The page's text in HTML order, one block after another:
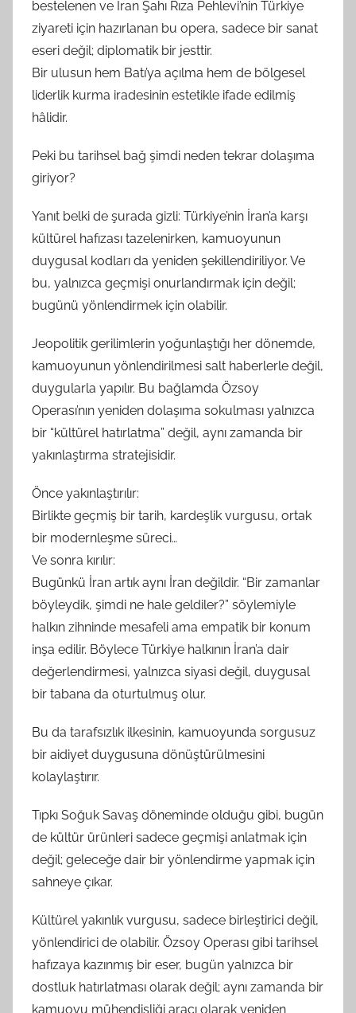
bestelenen ve İran Şahı Rıza Pehlevi’nin Türkiye
ziyareti için hazırlanan bu opera, sadece bir sanat
eseri değil; diplomatik bir jesttir.
Bir ulusun hem Batı’ya açılma hem de bölgesel
liderlik kurma iradesinin estetikle ifade edilmiş
hâlidir.
Peki bu tarihsel bağ şimdi neden tekrar dolaşıma
giriyor?
Yanıt belki de şurada gizli: Türkiye’nin İran’a karşı
kültürel hafızası tazelenirken, kamuoyunun
duygusal kodları da yeniden şekillendiriliyor. Ve
bu, yalnızca geçmişi onurlandırmak için değil;
bugünü yönlendirmek için olabilir.
Jeopolitik gerilimlerin yoğunlaştığı her dönemde,
kamuoyunun yönlendirilmesi salt haberlerle değil,
duygularla yapılır. Bu bağlamda Özsoy
Operası’nın yeniden dolaşıma sokulması yalnızca
bir “kültürel hatırlatma” değil, aynı zamanda bir
yakınlaştırma stratejisidir.
Önce yakınlaştırılır:
Birlikte geçmiş bir tarih, kardeşlik vurgusu, ortak
bir modernleşme süreci…
Ve sonra kırılır:
Bugünkü İran artık aynı İran değildir. “Bir zamanlar
böyleydik, şimdi ne hale geldiler?” söylemiyle
halkın zihninde mesafeli ama empatik bir konum
inşa edilir. Böylece Türkiye halkının İran’a dair
değerlendirmesi, yalnızca siyasi değil, duygusal
bir tabana da oturtulmuş olur.
Bu da tarafsızlık ilkesinin, kamuoyunda sorgusuz
bir aidiyet duygusuna dönüştürülmesini
kolaylaştırır.
Tıpkı Soğuk Savaş döneminde olduğu gibi, bugün
de kültür ürünleri sadece geçmişi anlatmak için
değil; geleceğe dair bir yönlendirme yapmak için
sahneye çıkar.
Kültürel yakınlık vurgusu, sadece birleştirici değil,
yönlendirici de olabilir. Özsoy Operası gibi tarihsel
hafızaya kazınmış bir eser, bugün yalnızca bir
dostluk hatırlatması olarak değil; aynı zamanda bir
kamuoyu mühendisliği aracı olarak yeniden